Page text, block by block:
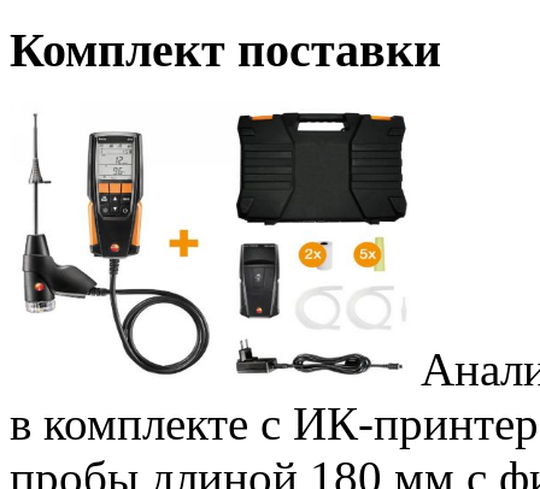
Комплект поставки
в комплекте с ИК-
пробы длиной 180 мм с